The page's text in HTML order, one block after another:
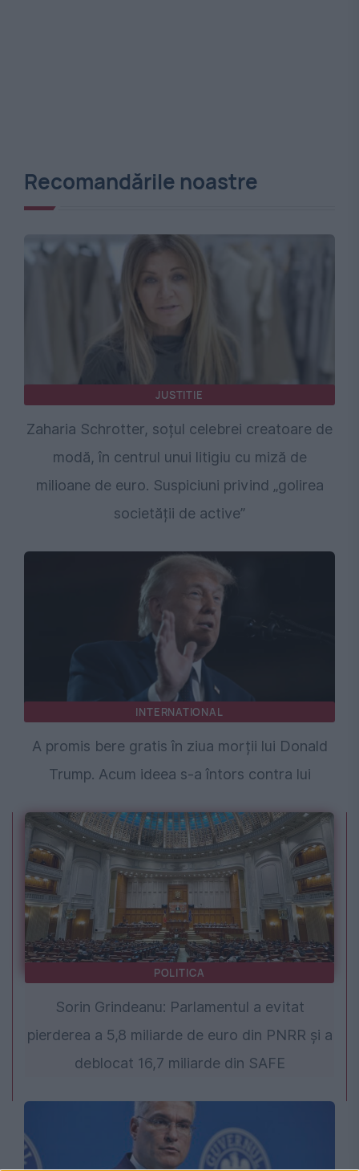
Recomandările noastre
JUSTITIE
Zaharia Schrotter, soțul celebrei creatoare de
modă, în centrul unui litigiu cu miză de
milioane de euro. Suspiciuni privind „golirea
societății de active”
INTERNATIONAL
A promis bere gratis în ziua morții lui Donald
Trump. Acum ideea s-a întors contra lui
POLITICA
Sorin Grindeanu: Parlamentul a evitat
pierderea a 5,8 miliarde de euro din PNRR și a
deblocat 16,7 miliarde din SAFE